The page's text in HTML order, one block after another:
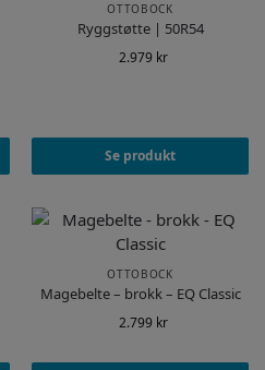
OTTOBOCK
Ryggstøtte | 50R54
2.979 kr
Se produkt
OTTOBOCK
Magebelte – brokk – EQ Classic
2.799 kr